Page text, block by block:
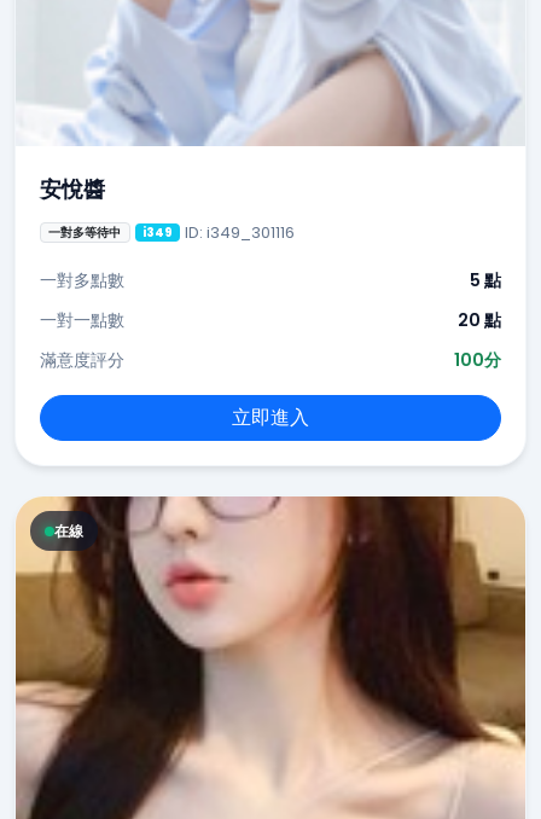
安悅醬
一對多等待中 i349 ID: i349_301116
一對多點數
5 點
一對一點數
20 點
滿意度評分
100分
立即進入
在線